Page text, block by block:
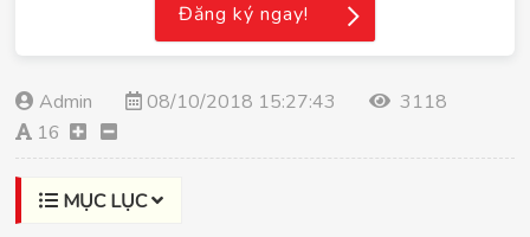
Admin 08/10/2018 15:27:43
3118
16
MỤC LỤC
Đăng ký ngay!